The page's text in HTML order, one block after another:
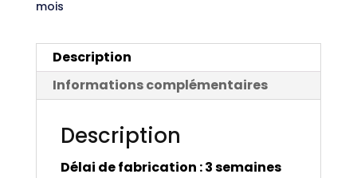
mois
Description
Informations complémentaires
Description
Délai de fabrication : 3 semaines